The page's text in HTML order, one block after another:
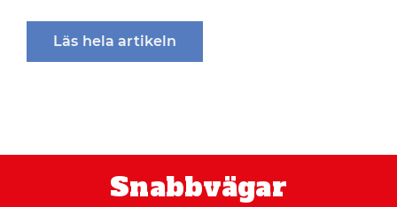
Läs hela artikeln
Snabbvägar